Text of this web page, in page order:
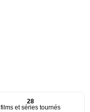
28
films et séries tournés